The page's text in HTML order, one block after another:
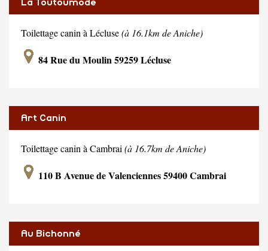
La Toutoumode
Toilettage canin à Lécluse(à 16.1km de Aniche)
84 Rue du Moulin 59259 Lécluse
Art Canin
Toilettage canin à Cambrai (à 16.7km de Aniche)
110 B Avenue de Valenciennes 59400 Cambrai
Au Bichonné